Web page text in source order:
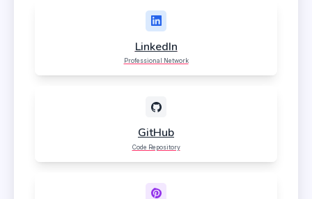
LinkedIn
Professional Network
GitHub
Code Repository